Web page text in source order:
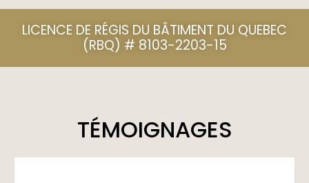
LICENCE DE RÉGIS DU BÂTIMENT DU QUEBEC
(RBQ) # 8103-2203-15
TÉMOIGNAGES